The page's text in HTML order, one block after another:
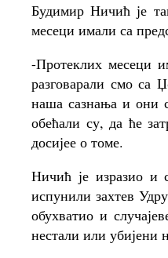
Будимир Ничић је
месеци имали са
-Протеклих месеци
разговарали смо са
наша сазнања и они
обећали су, да ће
досијее о томе.
Ничић је изразио и
испунили захтев
обухватио и
нестали или убијени